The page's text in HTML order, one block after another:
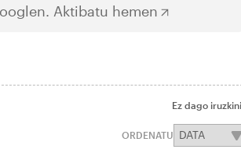
Aktibatu hemen
Ez dago
ORDENATU